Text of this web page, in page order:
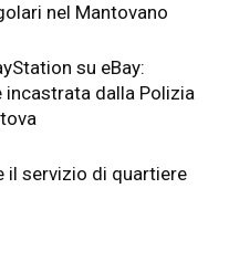
nel Mantovano
su eBay:
incastrata dalla Polizia
il servizio di quartiere